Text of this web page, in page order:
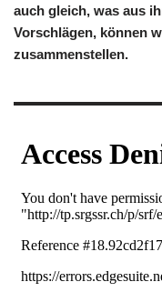
auch gleich, was aus
Vorschlägen, können
zusammenstellen.